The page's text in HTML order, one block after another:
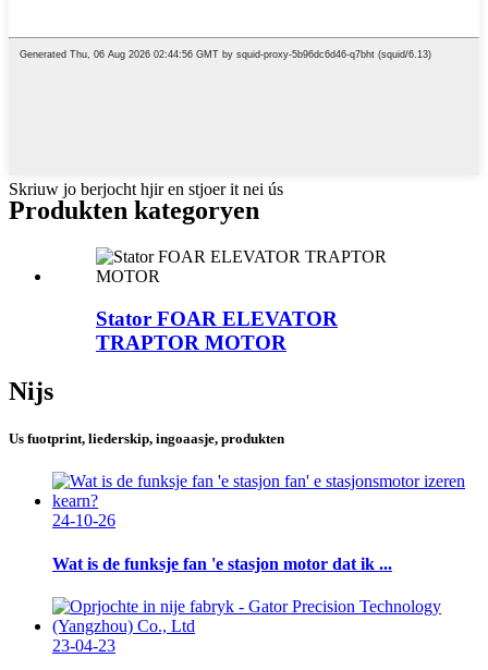
Skriuw jo berjocht hjir en stjoer it nei ús
Produkten kategoryen
Stator FOAR ELEVATOR
TRAPTOR MOTOR
Nijs
Us fuotprint, liederskip, ingoaasje, produkten
24-10-26
Wat is de funksje fan 'e stasjon motor dat ik ...
23-04-23